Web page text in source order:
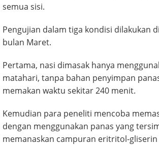
semua sisi.
Pengujian dalam tiga kondisi dilakukan
bulan Maret.
Pertama, nasi dimasak hanya
matahari, tanpa bahan penyimpan
memakan waktu sekitar 240 menit.
Kemudian para peneliti mencoba
dengan menggunakan panas yang
memanaskan campuran eritritol-